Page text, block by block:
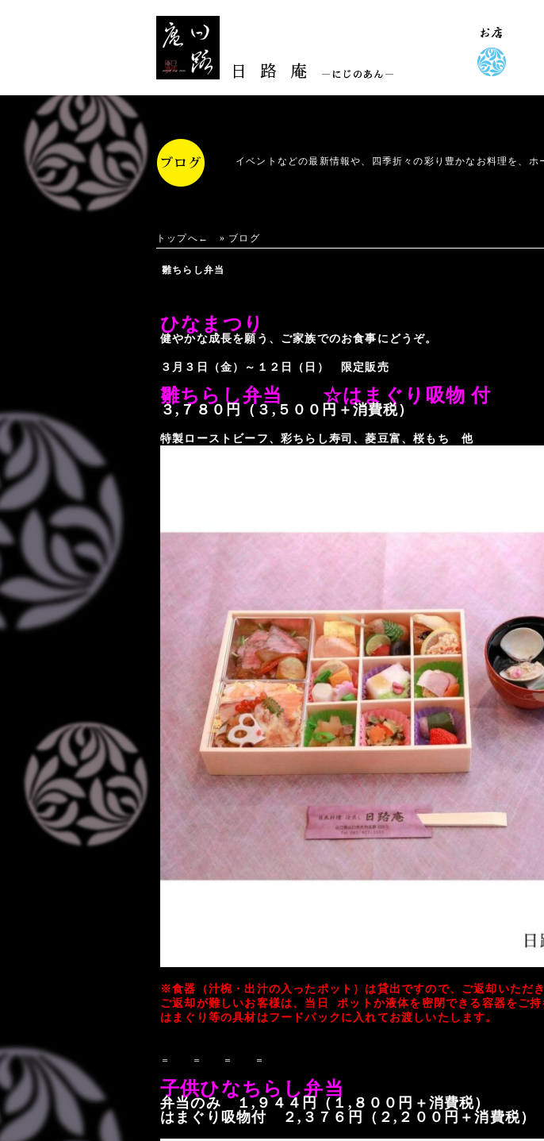
イベントなどの最新情報や、四季折々の彩り豊かなお料理を、
トップへ← » ブログ
雛ちらし弁当
ひなまつり
健やかな成長を願う、ご家族でのお食事にどうぞ。
３月３日（金）～１２日（日） 限定販売
雛ちらし弁当 ☆はまぐり吸物 付
３,７８０円（３,５００円＋消費税）
特製ローストビーフ、彩ちらし寿司、菱豆富、桜もち 他
※食器（汁椀・出汁の入ったポット）は貸出ですので、ご返却いただき
ご返却が難しいお客様は、当日 ポットか液体を密閉できる容器をご持
はまぐり等の具材はフードパックに入れてお渡しいたします。
＝ ＝ ＝ ＝
子供ひなちらし弁当
弁当のみ １,９４４円（１,８００円＋消費税）
はまぐり吸物付 ２,３７６円（２,２００円＋消費税）